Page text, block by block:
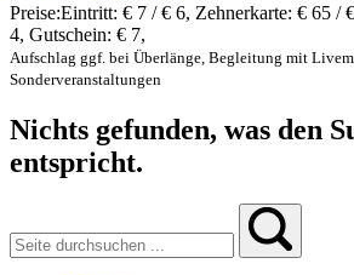
Preise:Eintritt: € 7 / € 6, Zehnerkarte: € 65 /
4, Gutschein: € 7,
Aufschlag ggf. bei Überlänge, Begleitung mit
Sonderveranstaltungen
Nichts gefunden, was den
entspricht.